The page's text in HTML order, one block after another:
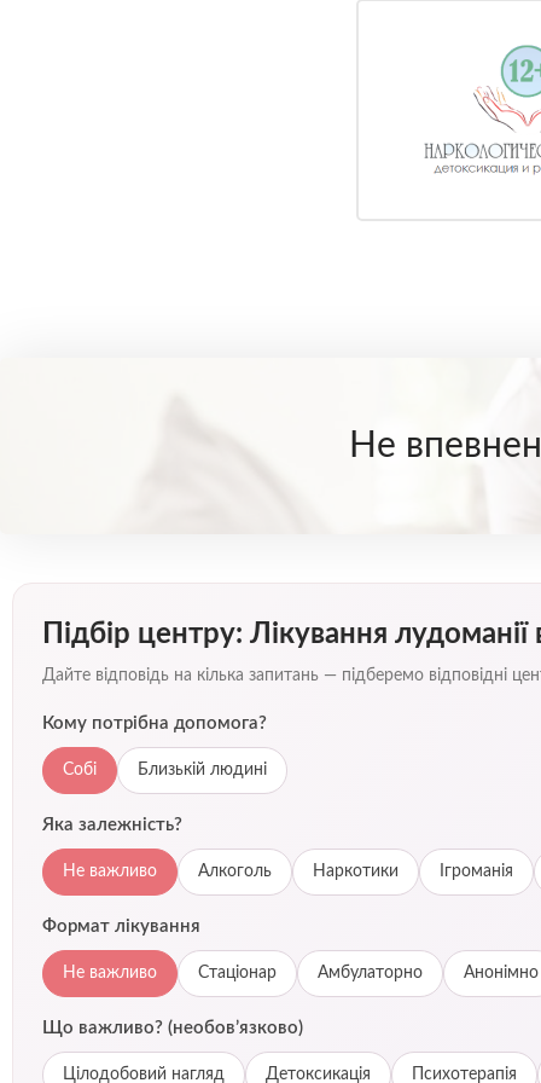
Не
Підбір центру: Лікування лудоманії
Дайте відповідь на кілька запитань — підберемо відповідні
Кому потрібна допомога?
Собі Близькій людині
Яка залежність?
Не важливо Алкоголь Наркотики Ігроманія
Формат лікування
Не важливо Стаціонар Амбулаторно Анонімно
Що важливо? (необов’язково)
Цілодобовий нагляд Детоксикація Психотерапія